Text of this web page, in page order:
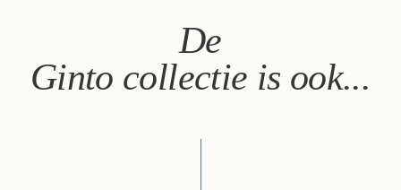
De
Ginto collectie is ook...